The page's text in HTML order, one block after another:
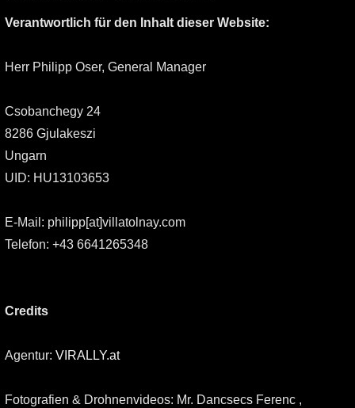
Verantwortlich für den Inhalt dieser Website:
Herr Philipp Oser, General Manager
Csobanchegy 24
8286 Gjulakeszi
Ungarn
UID: HU13103653
E-Mail: philipp[at]villatolnay.com
Telefon: +43 6641265348
Credits
Agentur: VIRALLY.at
Fotografien & Drohnenvideos: Mr. Dancsecs Ferenc ,